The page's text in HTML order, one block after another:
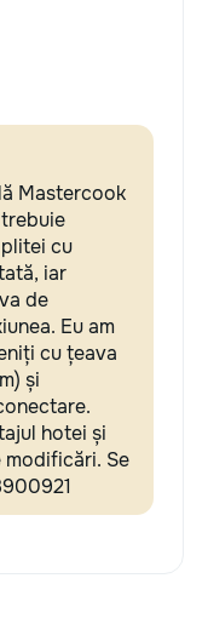
Mastercook
cu
iar
de
Eu am
cu țeava
și
hotei și
modificări. Se